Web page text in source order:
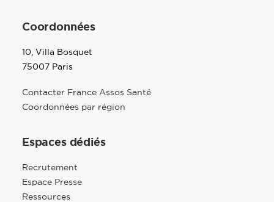
Coordonnées
10, Villa Bosquet
75007 Paris
Contacter France Assos Santé
Coordonnées par région
Espaces dédiés
Recrutement
Espace Presse
Ressources